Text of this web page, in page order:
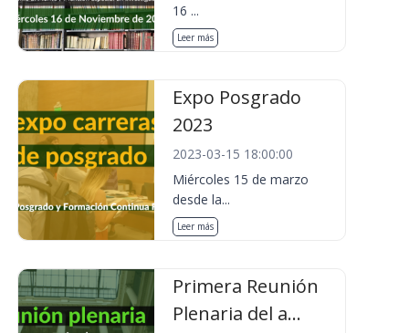
16 ...
Leer más
Expo Posgrado
2023
2023-03-15 18:00:00
Miércoles 15 de marzo
desde la...
Leer más
Primera Reunión
Plenaria del a...